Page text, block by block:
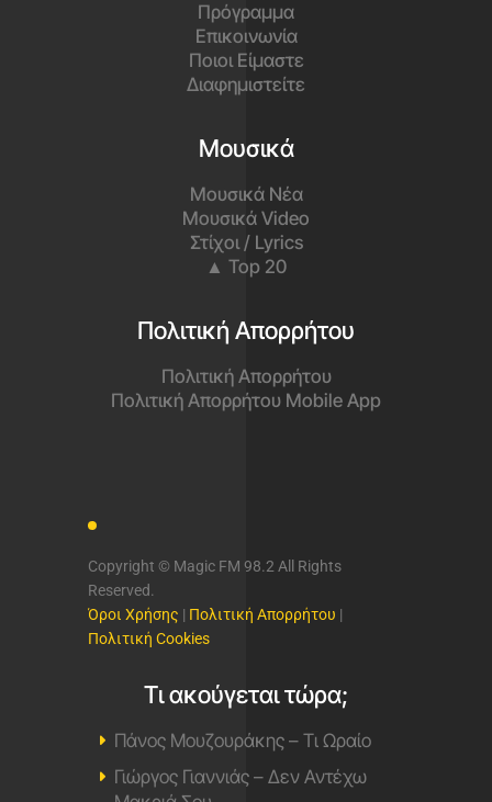
Πρόγραμμα
Επικοινωνία
Ποιοι Είμαστε
Διαφημιστείτε
Μουσικά
Μουσικά Νέα
Μουσικά Video
Στίχοι / Lyrics
▲ Top 20
Πολιτική Απορρήτου
Πολιτική Απορρήτου
Πολιτική Απορρήτου Mobile App
Copyright © Magic FM 98.2 All Rights
Reserved.
Όροι Χρήσης | Πολιτική Απορρήτου |
Πολιτική Cookies
Τι ακούγεται τώρα;
Πάνος Μουζουράκης – Τι Ωραίο
Γιώργος Γιαννιάς – Δεν Αντέχω